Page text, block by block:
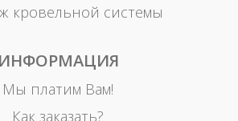
кровельной системы
ИНФОРМАЦИЯ
Мы платим Вам!
Как заказать?